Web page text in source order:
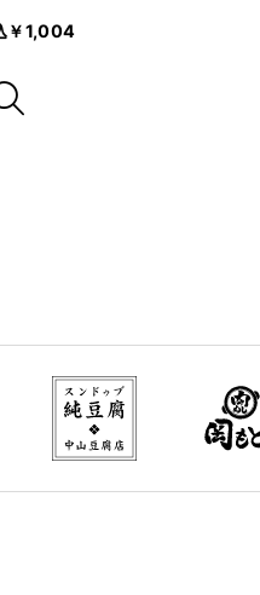
￥1,004